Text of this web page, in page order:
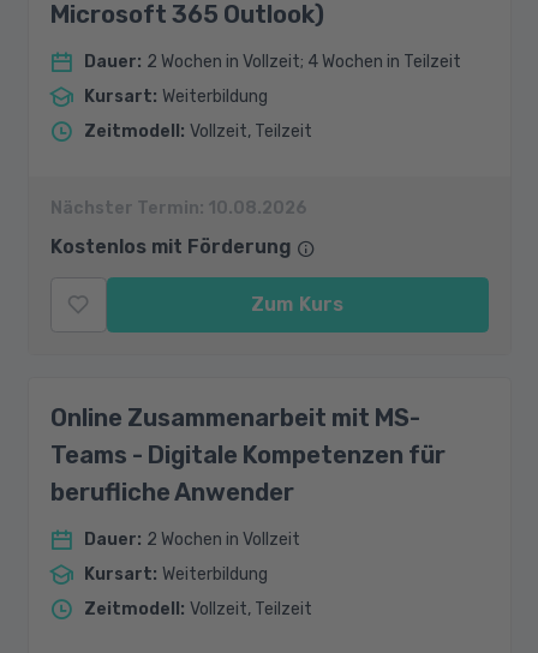
Microsoft 365 Outlook)
Dauer: 2 Wochen in Vollzeit; 4 Wochen in Teilzeit
Kursart: Weiterbildung
Zeitmodell : Vollzeit, Teilzeit
Nächster Termin: 10.08.2026
Kostenlos mit Förderung
Zum Kurs
Online Zusammenarbeit mit MS-
Teams - Digitale Kompetenzen für
berufliche Anwender
Dauer: 2 Wochen in Vollzeit
Kursart: Weiterbildung
Zeitmodell : Vollzeit, Teilzeit